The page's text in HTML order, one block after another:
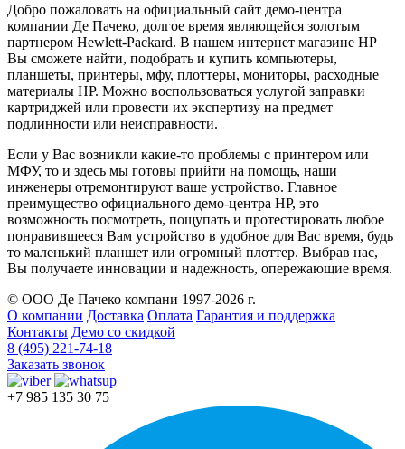
Добро пожаловать на официальный сайт демо-центра
компании Де Пачеко, долгое время являющейся золотым
партнером Hewlett-Packard. В нашем интернет магазине HP
Вы сможете найти, подобрать и купить компьютеры,
планшеты, принтеры, мфу, плоттеры, мониторы, расходные
материалы HP. Можно воспользоваться услугой заправки
картриджей или провести их экспертизу на предмет
подлинности или неисправности.
Если у Вас возникли какие-то проблемы с принтером или
МФУ, то и здесь мы готовы прийти на помощь, наши
инженеры отремонтируют ваше устройство. Главное
преимущество официального демо-центра HP, это
возможность посмотреть, пощупать и протестировать любое
понравившееся Вам устройство в удобное для Вас время, будь
то маленький планшет или огромный плоттер. Выбрав нас,
Вы получаете инновации и надежность, опережающие время.
© ООО Де Пачеко компани 1997-2026 г.
О компании Доставка Оплата Гарантия и поддержка
Контакты Демо со скидкой
8 (495) 221-74-18
Заказать звонок
+7 985 135 30 75